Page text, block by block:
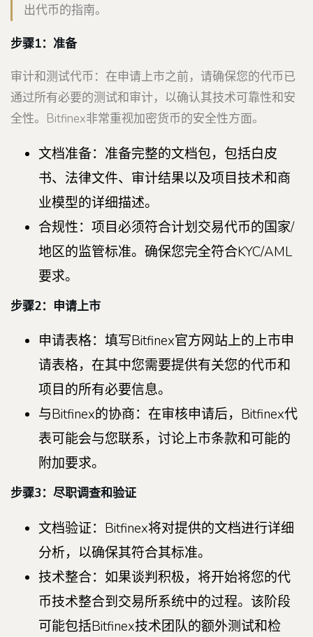
出代币的指南。
步骤1：准备
审计和测试代币：在申请上市之前，请确保您的代币已
通过所有必要的测试和审计，以确认其技术可靠性和安
全性。Bitfinex非常重视加密货币的安全性方面。
文档准备：准备完整的文档包，包括白皮
书、法律文件、审计结果以及项目技术和商
业模型的详细描述。
合规性：项目必须符合计划交易代币的国家/
地区的监管标准。确保您完全符合KYC/AML
要求。
步骤2：申请上市
申请表格：填写Bitfinex官方网站上的上市申
请表格，在其中您需要提供有关您的代币和
项目的所有必要信息。
与Bitfinex的协商：在审核申请后，Bitfinex代
表可能会与您联系，讨论上市条款和可能的
附加要求。
步骤3：尽职调查和验证
文档验证：Bitfinex将对提供的文档进行详细
分析，以确保其符合其标准。
技术整合：如果谈判积极，将开始将您的代
币技术整合到交易所系统中的过程。该阶段
可能包括Bitfinex技术团队的额外测试和检